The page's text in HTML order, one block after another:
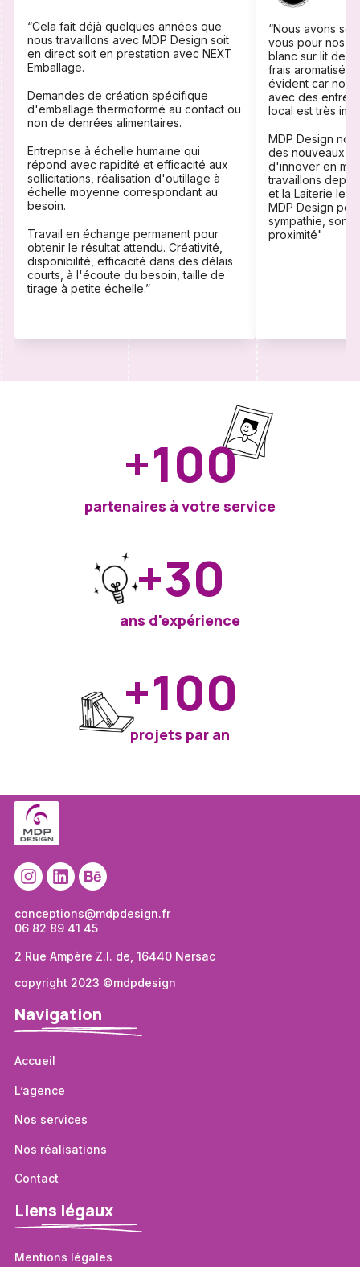
“Cela fait déjà quelques années que
nous travaillons avec MDP Design soit
en direct soit en prestation avec NEXT
Emballage.
Demandes de création spécifique
d'emballage thermoformé au contact ou
non de denrées alimentaires.
Entreprise à échelle humaine qui
répond avec rapidité et efficacité aux
sollicitations, réalisation d'outillage à
échelle moyenne correspondant au
besoin.
Travail en échange permanent pour
obtenir le résultat attendu. Créativité,
disponibilité, efficacité dans des délais
courts, à l'écoute du besoin, taille de
tirage à petite échelle.”
“Nous avons
vous pour nos
blanc sur lit de
frais aromatisés.
évident car
avec des
local est très
MDP Design
des nouveaux
d'innover en
travaillons
et la Laiterie les
MDP Design
sympathie, son
proximité"
+100
partenaires à votre service
+30
ans d'expérience
+100
projets par an
conceptions@mdpdesign.fr
06 82 89 41 45
2 Rue Ampère Z.I. de, 16440 Nersac
copyright 2023 ©mdpdesign
Navigation
Accueil
L’agence
Nos services
Nos réalisations
Contact
Liens légaux
Mentions légales